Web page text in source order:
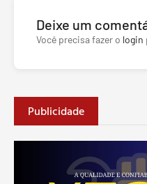
Deixe um
Você precisa fazer o login
Publicidade